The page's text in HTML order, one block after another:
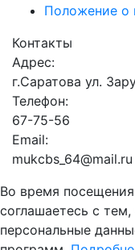
Положение о
Контакты
Адрес:
г.Саратова ул.
Телефон:
67-75-56
Email:
mukcbs_64@mail.ru
Во время
соглашаетесь с
персональные